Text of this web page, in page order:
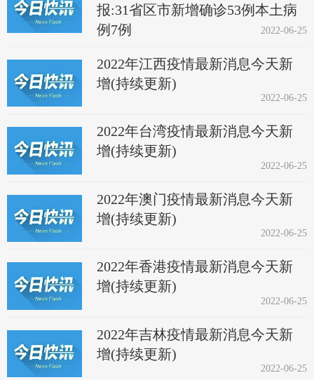
报:31省区市新增确诊53例本土病
例7例
2022-06-25
2022年江西疫情最新消息今天新
增(持续更新)
2022-06-25
2022年台湾疫情最新消息今天新
增(持续更新)
2022-06-25
2022年澳门疫情最新消息今天新
增(持续更新)
2022-06-25
2022年香港疫情最新消息今天新
增(持续更新)
2022-06-25
2022年吉林疫情最新消息今天新
增(持续更新)
2022-06-25